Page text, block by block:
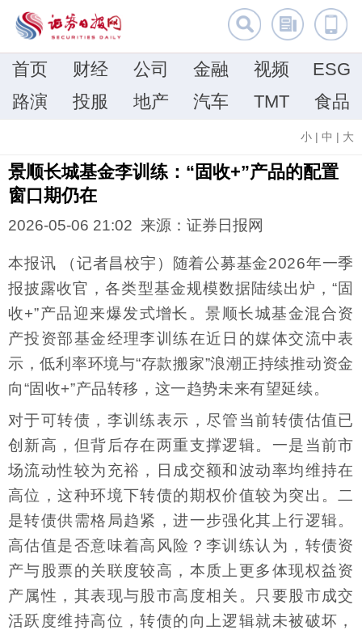
首页 财经 公司 金融 视频
ESG
路演
投服 地产 汽车 TMT 食品
小 | 中 | 大
景顺长城基金李训练：“固收+”产品的配置
窗口期仍在
2026-05-06 21:02 来源：证券日报网
本报讯 （记者昌校宇）随着公募基金2026年一季
报披露收官，各类型基金规模数据陆续出炉，“固
收+”产品迎来爆发式增长。景顺长城基金混合资
产投资部基金经理李训练在近日的媒体交流中表
示，低利率环境与“存款搬家”浪潮正持续推动资金
向“固收+”产品转移，这一趋势未来有望延续。
对于可转债，李训练表示，尽管当前转债估值已
创新高，但背后存在两重支撑逻辑。一是当前市
场流动性较为充裕，日成交额和波动率均维持在
高位，这种环境下转债的期权价值较为突出。二
是转债供需格局趋紧，进一步强化其上行逻辑。
高估值是否意味着高风险？李训练认为，转债资
产与股票的关联度较高，本质上更多体现权益资
产属性，其表现与股市高度相关。只要股市成交
活跃度维持高位，转债的向上逻辑就未被破坏，